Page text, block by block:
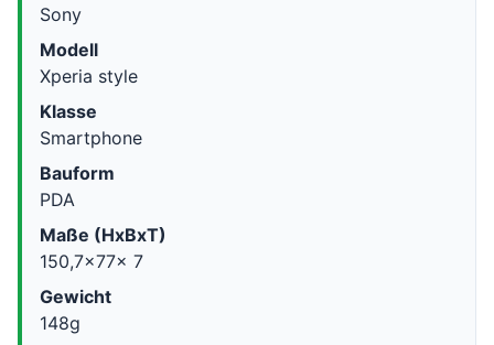
Sony
Modell
Xperia style
Klasse
Smartphone
Bauform
PDA
Maße (HxBxT)
150,7x77x 7
Gewicht
148g